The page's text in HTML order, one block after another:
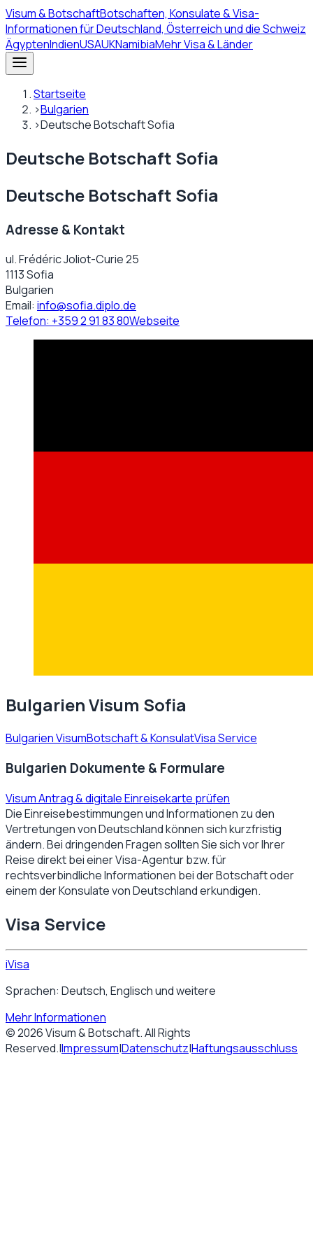
Visum& BotschaftBotschaften, Konsulate & Visa-
Informationen für Deutschland, Österreich und die Schweiz
ÄgyptenIndienUSAUKNamibiaMehr Visa & Länder
Startseite
›Bulgarien
›Deutsche Botschaft Sofia
Deutsche Botschaft Sofia
Deutsche Botschaft Sofia
Adresse & Kontakt
ul. Frédéric Joliot-Curie 25
1113 Sofia
Bulgarien
Email: info@sofia.diplo.de
Telefon: +359 2 91 83 80Webseite
Bulgarien Visum Sofia
Bulgarien VisumBotschaft & KonsulatVisa Service
Bulgarien Dokumente & Formulare
Visum Antrag & digitale Einreisekarte prüfen
Die Einreisebestimmungen und Informationen zu den
Vertretungen vonDeutschlandkönnen sich kurzfristig
ändern. Bei dringenden Fragen sollten Sie sich vor Ihrer
Reise direkt bei einer Visa-Agentur bzw. für
rechtsverbindliche Informationen bei der Botschaft oder
einem der Konsulate vonDeutschlanderkundigen.
Visa Service
iVisa
Sprachen: Deutsch, Englisch und weitere
Mehr Informationen
©2026Visum & Botschaft. All Rights
Reserved.|Impressum|Datenschutz|Haftungsausschluss